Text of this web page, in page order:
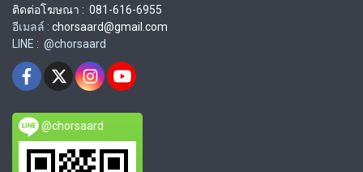
ติดต่อโฆษณา : 081-616-6955
อีเมลล์ : chorsaard@gmail.com
LINE : @chorsaard
@chorsaard